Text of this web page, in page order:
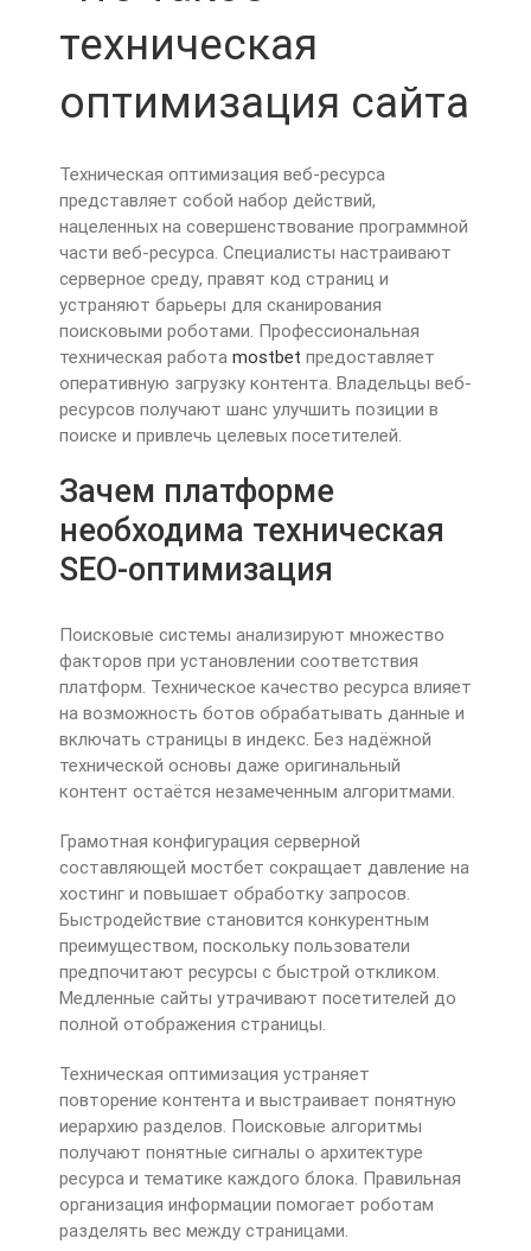
техническая
оптимизация сайта
Техническая оптимизация веб-ресурса
представляет собой набор действий,
нацеленных на совершенствование программной
части веб-ресурса. Специалисты настраивают
серверное среду, правят код страниц и
устраняют барьеры для сканирования
поисковыми роботами. Профессиональная
техническая работа mostbet предоставляет
оперативную загрузку контента. Владельцы веб-
ресурсов получают шанс улучшить позиции в
поиске и привлечь целевых посетителей.
Зачем платформе
необходима техническая
SEO-оптимизация
Поисковые системы анализируют множество
факторов при установлении соответствия
платформ. Техническое качество ресурса влияет
на возможность ботов обрабатывать данные и
включать страницы в индекс. Без надёжной
технической основы даже оригинальный
контент остаётся незамеченным алгоритмами.
Грамотная конфигурация серверной
составляющей мостбет сокращает давление на
хостинг и повышает обработку запросов.
Быстродействие становится конкурентным
преимуществом, поскольку пользователи
предпочитают ресурсы с быстрой откликом.
Медленные сайты утрачивают посетителей до
полной отображения страницы.
Техническая оптимизация устраняет
повторение контента и выстраивает понятную
иерархию разделов. Поисковые алгоритмы
получают понятные сигналы о архитектуре
ресурса и тематике каждого блока. Правильная
организация информации помогает роботам
разделять вес между страницами.